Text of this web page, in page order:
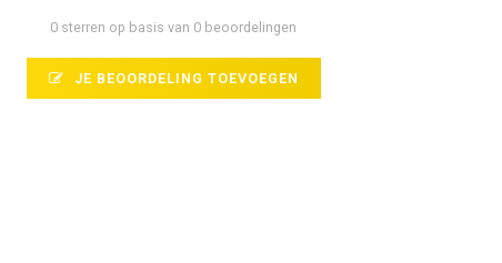
0 sterren op basis van 0 beoordelingen
JE BEOORDELING TOEVOEGEN